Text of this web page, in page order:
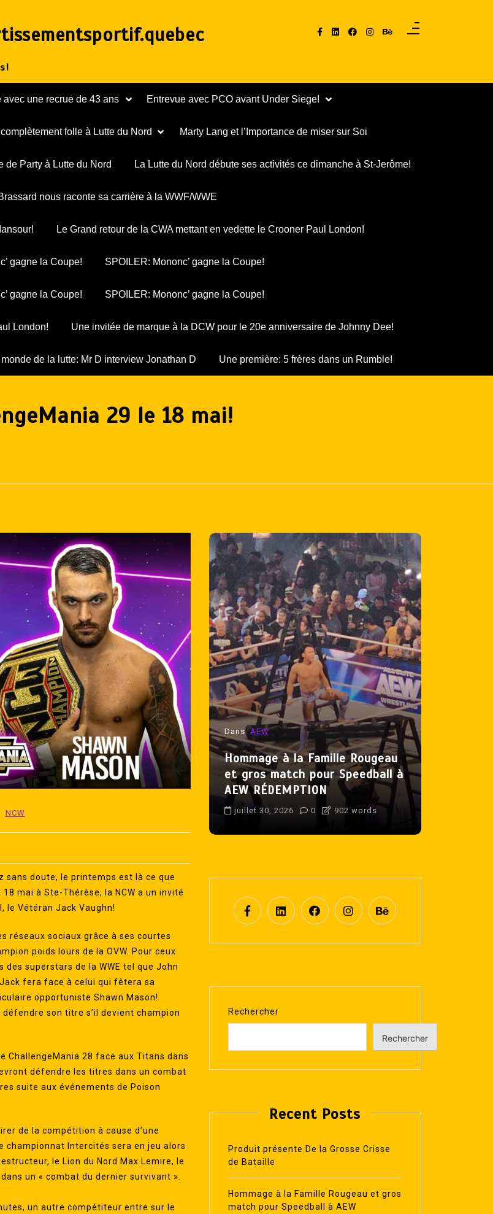
avec une recrue de 43 ans Entrevue avec PCO avant Under Siege!
folle à Lutte du Nord Marty Lang et l’Importance de miser sur Soi
de Party à Lutte du Nord La Lutte du Nord débute ses activités ce dimanche à St-Jerôme!
nous raconte sa carrière à la WWF/WWE
Le Grand retour de la CWA mettant en vedette le Crooner Paul London!
gagne la Coupe! SPOILER: Mononc’ gagne la Coupe!
gagne la Coupe! SPOILER: Mononc’ gagne la Coupe!
London! Une invitée de marque à la DCW pour le 20e anniversaire de Johnny Dee!
de la lutte: Mr D interview Jonathan D Une première: 5 frères dans un Rumble!
29 le 18 mai!
NCW
sans doute, le printemps est là ce que
mai à Ste-Thérèse, la NCW a un invité
le Vétéran Jack Vaughn!
réseaux sociaux grâce à ses courtes
poids lours de la OVW. Pour ceux
des superstars de la WWE tel que John
fera face à celui qui fêtera sa
opportuniste Shawn Mason!
son titre s’il devient champion
ChallengeMania 28 face aux Titans dans
défendre les titres dans un combat
suite aux événements de Poison
de la compétition à cause d’une
championnat Intercités sera en jeu alors
le Lion du Nord Max Lemire, le
un « combat du dernier survivant ».
un autre compétiteur entre sur le
Dans Lutte Québécoise Produit
Produit présente De la Grosse
Crisse de Bataille
juillet 31, 2026
Dans AEW
Hommage à la Famille Rougeau
et gros match pour Speedball à
AEW RÉDEMPTION
juillet 30, 2026 0 902 words
Rechercher
Rechercher
Recent Posts
Produit présente De la Grosse Crisse
de Bataille
Hommage à la Famille Rougeau et gros
match pour Speedball à AEW